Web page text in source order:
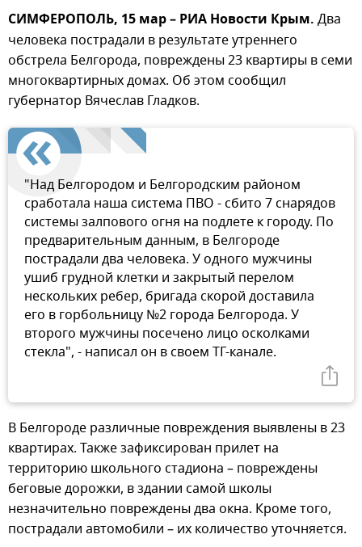
СИМФЕРОПОЛЬ, 15 мар – РИА Новости Крым. Два
человека пострадали в результате утреннего
обстрела Белгорода, повреждены 23 квартиры в семи
многоквартирных домах. Об этом сообщил
губернатор Вячеслав Гладков.
"Над Белгородом и Белгородским районом
сработала наша система ПВО - сбито 7 снарядов
системы залпового огня на подлете к городу. По
предварительным данным, в Белгороде
пострадали два человека. У одного мужчины
ушиб грудной клетки и закрытый перелом
нескольких ребер, бригада скорой доставила
его в горбольницу №2 города Белгорода. У
второго мужчины посечено лицо осколками
стекла", - написал он в своем ТГ-канале.
В Белгороде различные повреждения выявлены в 23
квартирах. Также зафиксирован прилет на
территорию школьного стадиона – повреждены
беговые дорожки, в здании самой школы
незначительно повреждены два окна. Кроме того,
пострадали автомобили – их количество уточняется.